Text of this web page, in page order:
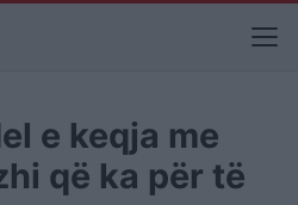
e keqja me
që ka për të